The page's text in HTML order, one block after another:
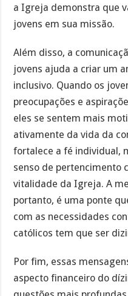
a Igreja demonstra que
jovens em sua missão.
Além disso, a
jovens ajuda a criar um
inclusivo. Quando os
preocupações e
eles se sentem mais
ativamente da vida da
fortalece a fé individual,
senso de pertencimento
vitalidade da Igreja. A
portanto, é uma ponte
com as necessidades
católicos tem que ser
Por fim, essas
aspecto financeiro do